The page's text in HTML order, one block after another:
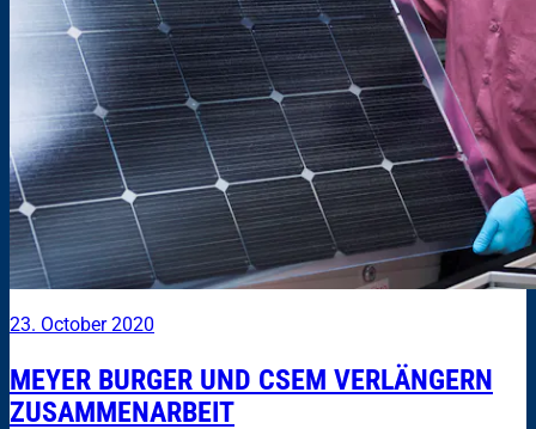
23. October 2020
MEYER BURGER UND CSEM VERLÄNGERN
ZUSAMMENARBEIT